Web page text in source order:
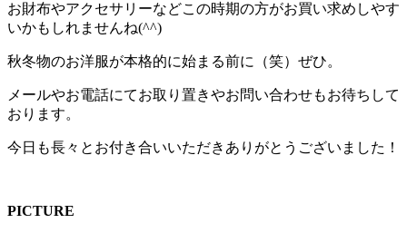
お財布やアクセサリーなどこの時期の方がお買い求めしやす
いかもしれませんね(^^)
秋冬物のお洋服が本格的に始まる前に（笑）ぜひ。
メールやお電話にてお取り置きやお問い合わせもお待ちして
おります。
今日も長々とお付き合いいただきありがとうございました！
PICTURE